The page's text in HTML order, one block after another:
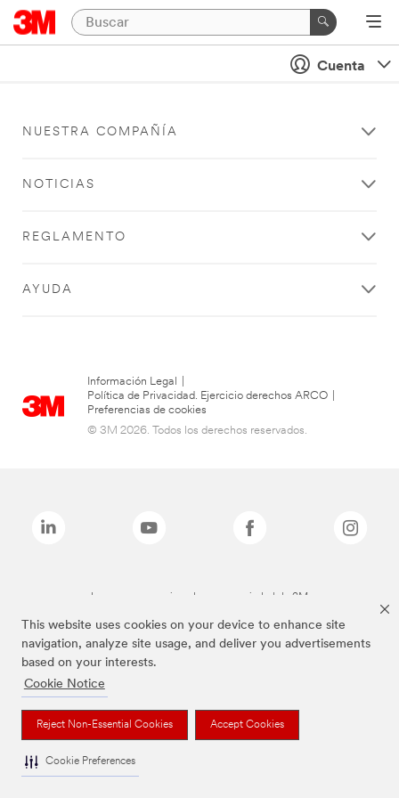
This website uses cookies on your device to enhance site
navigation, analyze site usage, and deliver you advertisements
based on your interests.
Cookie Notice
Reject Non-Essential Cookies Accept Cookies
Cookie Preferences
Cuenta
NUESTRA COMPAÑÍA
NOTICIAS
REGLAMENTO
AYUDA
Información Legal
Política de Privacidad. Ejercicio derechos ARCO
Preferencias de cookies
© 3M 2026. Todos los derechos reservados.
Las marcas mencionadas son propiedad de 3M